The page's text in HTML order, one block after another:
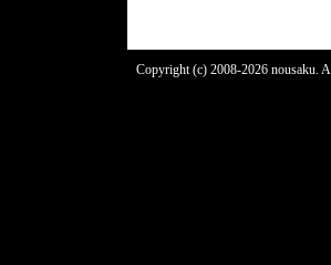
Copyright (c) 2008-2026 nousaku.